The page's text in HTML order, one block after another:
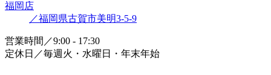
福岡店
／福岡県古賀市美明3-5-9
営業時間／9:00 - 17:30
定休日／毎週火・水曜日・年末年始